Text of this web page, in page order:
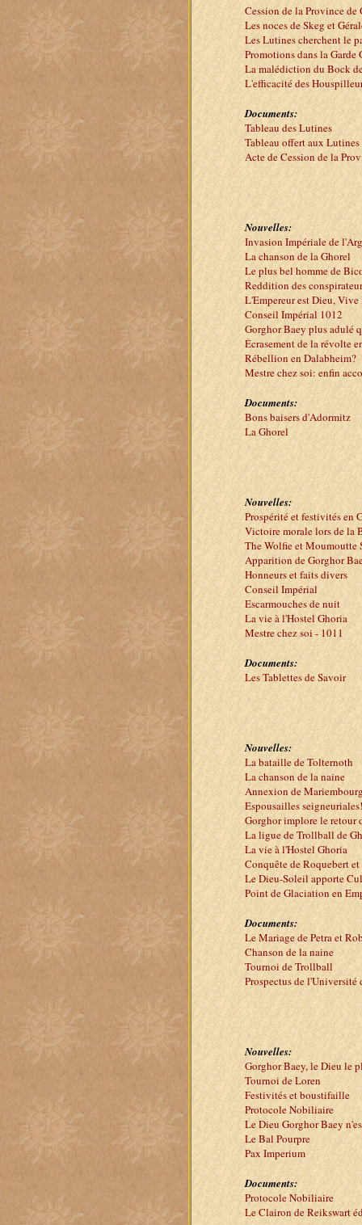
Cession de la Province de
Les noces de Skeg et
Les Lutines cherchent le
Promotions dans la Garde
La malédiction du Bock
L'efficacité des
Documents:
Tableau des Lutines
Tableau offert aux Lutines
Acte de Cession de la
Nouvelles:
Invasion Impériale de
La chanson de la Ghorel
Le plus bel homme de
Reddition des
L'Empereur est Dieu,
Conseil Impérial 1012
Gorghor Baey plus adulé
Écrasement de la révolte
Rébellion en Dalabheim?
Mestre chez soi: enfin
Documents:
Bons baisers d'Adormitz
La Ghorel
Nouvelles:
Prospérité et festivités en
Victoire morale lors de la
The Wolfie et Moumoutte
Apparition de Gorghor
Honneurs et faits divers
Conseil Impérial
Escarmouches de nuit
La vie à l'Hostel Ghoria
Mestre chez soi - 1011
Documents:
Les Tablettes de Savoir
Nouvelles:
La bataille de Tolternoth
La chanson de la naine
Annexion de
Espousailles seigneuriales!
Gorghor implore le retour
La ligue de Trollball de
La vie à l'Hostel Ghoria
Conquête de Roquebert
Le Dieu-Soleil apporte
Point de Glaciation en
Documents:
Le Mariage de Petra et
Chanson de la naine
Tournoi de Trollball
Prospectus de l'Université
Nouvelles:
Gorghor Baey, le Dieu le
Tournoi de Loren
Festivités et boustifaille
Protocole Nobiliaire
Le Dieu Gorghor Baey
Le Bal Pourpre
Pax Imperium
Documents:
Protocole Nobiliaire
Le Clairon de Reikswart